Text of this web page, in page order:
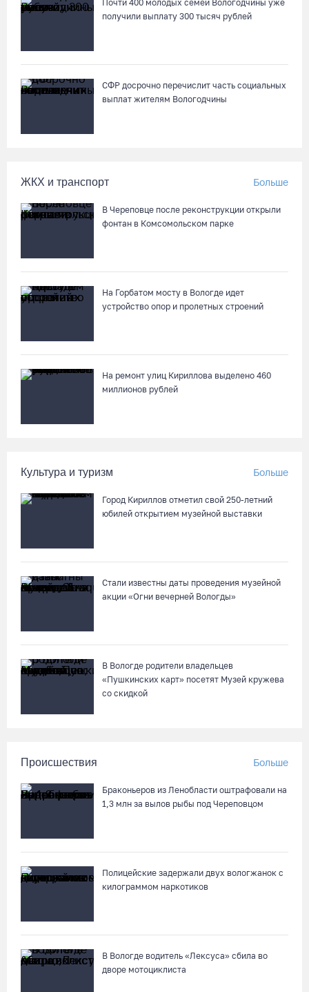
05.08.26 / 16:19
Георгий Филимонов: Мы создаём новую архитектуру
строительного рынка в области
05.08.26 / 16:01
Более 17 тысяч онкоскринингов проведено на Вологодчине с
начала года
Вытегорскую ЦРБ
Шумоэкран на Белозерском шоссе в Вологде превратили в
космическую галерею
05.08.26 / 14:54
В Вологде две сестры из-за замены домофона перевели
Вологжанам предлагают сосчитать на кустах домовых и
полевых воробьев
Почти 400 молодых семей Вологодчины уже
получили выплату 300 тысяч рублей
СФР досрочно перечислит часть социальных
выплат жителям Вологодчины
ЖКХ и транспорт Больше
В Череповце после реконструкции открыли
фонтан в Комсомольском парке
На Горбатом мосту в Вологде идет
устройство опор и пролетных строений
На ремонт улиц Кириллова выделено 460
миллионов рублей
Культура и туризм Больше
Город Кириллов отметил свой 250-летний
юбилей открытием музейной выставки
Стали известны даты проведения музейной
акции «Огни вечерней Вологды»
В Вологде родители владельцев
«Пушкинских карт» посетят Музей кружева
со скидкой
Происшествия Больше
Браконьеров из Ленобласти оштрафовали на
1,3 млн за вылов рыбы под Череповцом
Полицейские задержали двух вологжанок с
килограммом наркотиков
В Вологде водитель «Лексуса» сбила во
дворе мотоциклиста